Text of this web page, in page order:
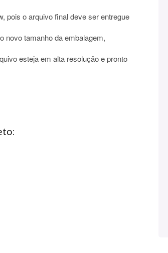
pois o arquivo final deve ser entregue
novo tamanho da embalagem,
esteja em alta resolução e pronto